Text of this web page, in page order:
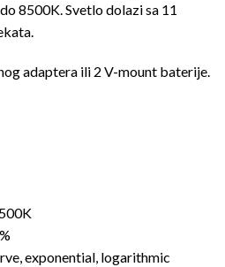
8500K. Svetlo dolazi sa 11
adaptera ili 2 V-mount baterije.
exponential, logarithmic